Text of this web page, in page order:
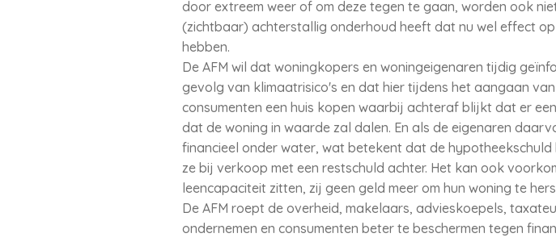
door extreem weer of om deze tegen te gaan, worden ook
(zichtbaar) achterstallig onderhoud heeft dat nu wel effect
hebben.
De AFM wil dat woningkopers en woningeigenaren tijdig
gevolg van klimaatrisico's en dat hier tijdens het aangaan
consumenten een huis kopen waarbij achteraf blijkt dat er
dat de woning in waarde zal dalen. En als de eigenaren
financieel onder water, wat betekent dat de
ze bij verkoop met een restschuld achter. Het kan ook
leencapaciteit zitten, zij geen geld meer om hun woning te
De AFM roept de overheid, makelaars, advieskoepels,
ondernemen en consumenten beter te beschermen tegen